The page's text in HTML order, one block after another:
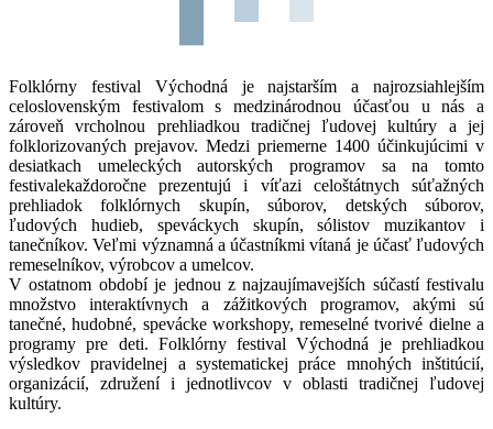
Folklórny festival Východná je najstarším a najrozsiahlejším
celoslovenským festivalom s medzinárodnou účasťou u nás a
zároveň vrcholnou prehliadkou tradičnej ľudovej kultúry a jej
folklorizovaných prejavov. Medzi priemerne 1400 účinkujúcimi v
desiatkach umeleckých autorských programov sa na tomto
festivalekaždoročne prezentujú i víťazi celoštátnych súťažných
prehliadok folklórnych skupín, súborov, detských súborov,
ľudových hudieb, speváckych skupín, sólistov muzikantov i
tanečníkov. Veľmi významná a účastníkmi vítaná je účasť ľudových
remeselníkov, výrobcov a umelcov.
V ostatnom období je jednou z najzaujímavejších súčastí festivalu
množstvo interaktívnych a zážitkových programov, akými sú
tanečné, hudobné, spevácke workshopy, remeselné tvorivé dielne a
programy pre deti. Folklórny festival Východná je prehliadkou
výsledkov pravidelnej a systematickej práce mnohých inštitúcií,
organizácií, združení i jednotlivcov v oblasti tradičnej ľudovej
kultúry.